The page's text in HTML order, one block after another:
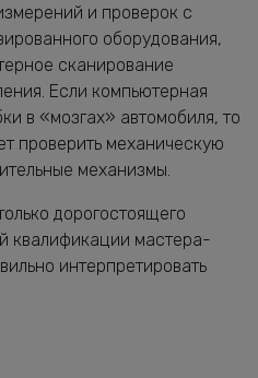
и проверок с
оборудования,
сканирование
Если компьютерная
в «мозгах» автомобиля, то
проверить механическую
механизмы.
дорогостоящего
квалификации мастера-
интерпретировать